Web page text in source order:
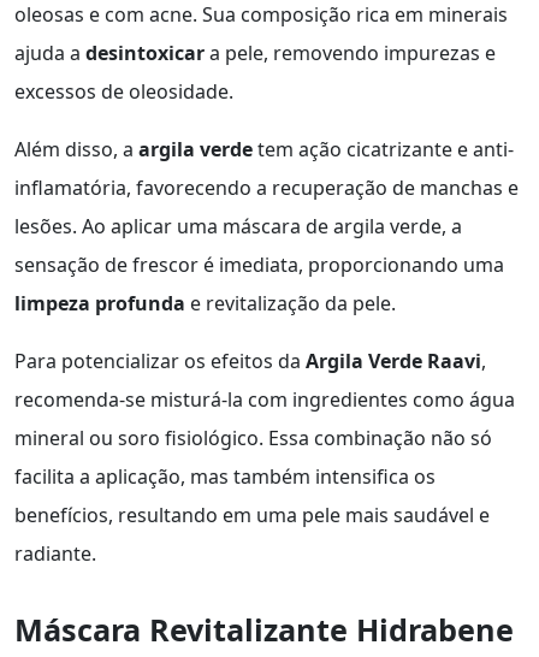
oleosas e com acne. Sua composição rica em minerais
ajuda a desintoxicara pele, removendo impurezas e
excessos de oleosidade.
Além disso, a argila verdetem ação cicatrizante e anti-
inflamatória, favorecendo a recuperação de manchas e
lesões. Ao aplicar uma máscara de argila verde, a
sensação de frescor é imediata, proporcionando uma
limpeza profunda e revitalização da pele.
Para potencializar os efeitos da Argila Verde Raavi,
recomenda-se misturá-la com ingredientes como água
mineral ou soro fisiológico. Essa combinação não só
facilita a aplicação, mas também intensifica os
benefícios, resultando em uma pele mais saudável e
radiante.
Máscara Revitalizante Hidrabene